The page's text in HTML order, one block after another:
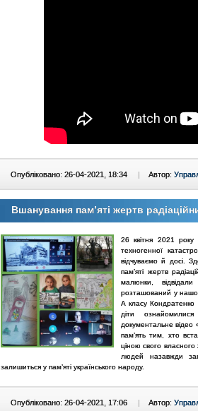
Опубліковано: 26-04-2021, 18:34 | Автор:
Вшанування пам’яті жертв
26 квітня 2021 року
техногенної
відчуваємо й досі.
пам’яті жертв
малюнки,
розташований у
А класу
діти
документальне відео
пам’ять тим, хто
ціною свого
людей назавжди
залишиться у пам’яті українського народу.
Опубліковано: 26-04-2021, 17:06 | Автор: